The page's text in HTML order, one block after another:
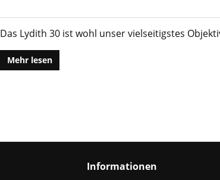
Das Lydith 30 ist wohl unser vielseitigstes
Mehr lesen
Informationen